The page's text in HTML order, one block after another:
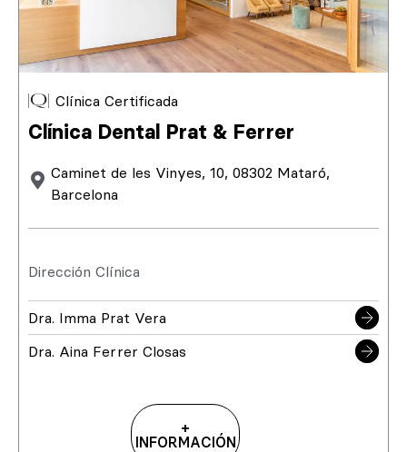
Clínica Certificada
Clínica Dental Prat & Ferrer
Caminet de les Vinyes, 10, 08302 Mataró,
Barcelona
Dirección Clínica
Dra. Imma Prat Vera
Dra. Aina Ferrer Closas
+
INFORMACIÓN